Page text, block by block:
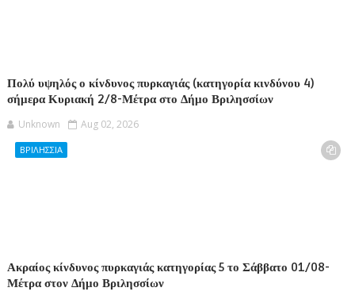
Πολύ υψηλός ο κίνδυνος πυρκαγιάς (κατηγορία κινδύνου 4)
σήμερα Κυριακή 2/8-Μέτρα στο Δήμο Βριλησσίων
Unknown Aug 02, 2026
ΒΡΙΛΗΣΣΙΑ
Ακραίος κίνδυνος πυρκαγιάς κατηγορίας 5 το Σάββατο 01/08-
Μέτρα στον Δήμο Βριλησσίων